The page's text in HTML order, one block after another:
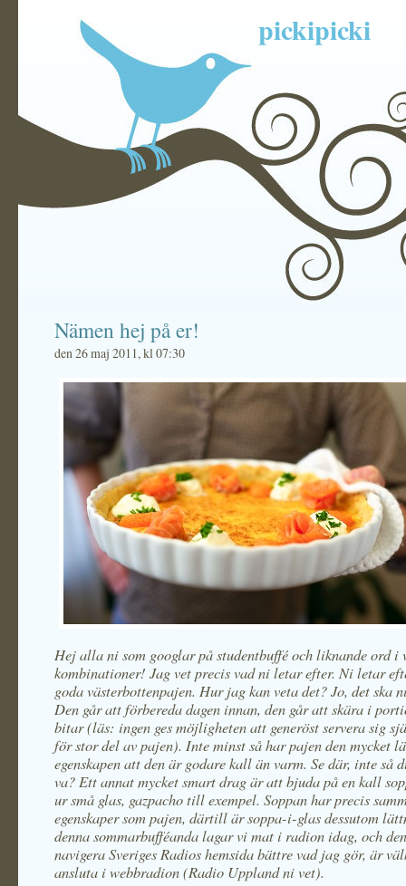
pickipicki
Nämen hej på er!
den 26 maj 2011, kl 07:30
Hej alla ni som googlar på studentbuffé och liknande ord i
kombinationer! Jag vet precis vad ni letar efter. Ni letar
goda västerbottenpajen. Hur jag kan veta det? Jo, det ska
Den går att förbereda dagen innan, den går att skära i
bitar (läs: ingen ges möjligheten att generöst servera sig
för stor del av pajen). Inte minst så har pajen den mycket
egenskapen att den är godare kall än varm. Se där, inte så
va? Ett annat mycket smart drag är att bjuda på en kall
ur små glas, gazpacho till exempel. Soppan har precis
egenskaper som pajen, därtill är soppa-i-glas dessutom
denna sommarbufféanda lagar vi mat i radion idag, och
navigera Sveriges Radios hemsida bättre vad jag gör, är
ansluta i webbradion (Radio Uppland ni vet).